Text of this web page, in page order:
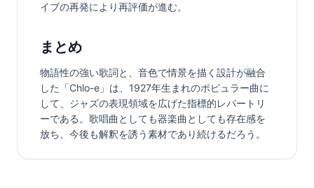
イブの再発により再評価が進む。
まとめ
物語性の強い歌詞と、音色で情景を描く設計が融合
した「Chlo-e」は、1927年生まれのポピュラー曲に
して、ジャズの表現領域を広げた指標的レパートリ
ーである。歌唱曲としても器楽曲としても存在感を
放ち、今後も解釈を誘う素材であり続けるだろう。